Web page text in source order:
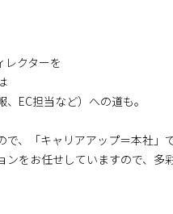
レクターを
EC担当など）への道も。
、「キャリアアップ＝本社」
ンをお任せしていますので、多